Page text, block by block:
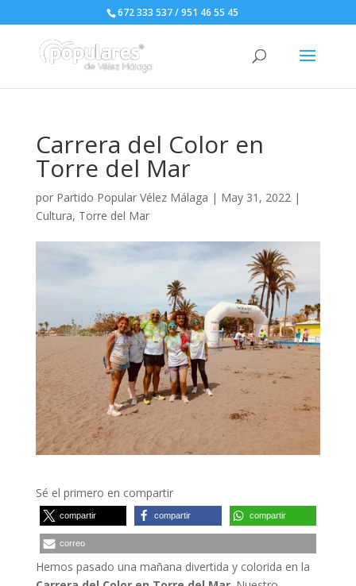
672 333 537 / 951 46 55 45
Carrera del Color en
Torre del Mar
por Partido Popular Vélez Málaga | May 31, 2022|
Cultura, Torre del Mar
Sé el primero en compartir
compartir compartir compartir
correo
Hemos pasado una mañana divertida y colorida en la